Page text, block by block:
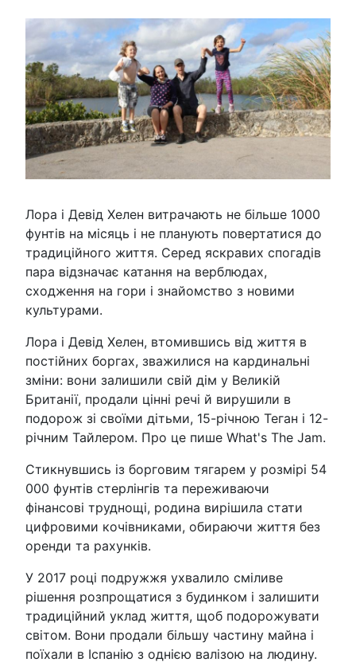
Лора і Девід Хелен витрачають не більше 1000
фунтів на місяць і не планують повертатися до
традиційного життя. Серед яскравих спогадів
пара відзначає катання на верблюдах,
сходження на гори і знайомство з новими
культурами.
Лора і Девід Хелен, втомившись від життя в
постійних боргах, зважилися на кардинальні
зміни: вони залишили свій дім у Великій
Британії, продали цінні речі й вирушили в
подорож зі своїми дітьми, 15-річною Теган і 12-
річним Тайлером. Про це пише What's The Jam.
Стикнувшись із борговим тягарем у розмірі 54
000 фунтів стерлінгів та переживаючи
фінансові труднощі, родина вирішила стати
цифровими кочівниками, обираючи життя без
оренди та рахунків.
У 2017 році подружжя ухвалило сміливе
рішення розпрощатися з будинком і залишити
традиційний уклад життя, щоб подорожувати
світом. Вони продали більшу частину майна і
поїхали в Іспанію з однією валізою на людину.